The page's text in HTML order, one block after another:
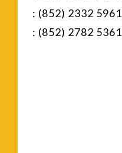
: (852) 2332 5961
: (852) 2782 5361